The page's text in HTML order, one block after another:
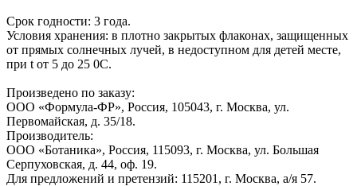
Срок годности: 3 года.
Условия хранения: в плотно закрытых флаконах, защищенных
от прямых солнечных лучей, в недоступном для детей месте,
при t от 5 до 25 0С.
Произведено по заказу:
ООО «Формула-ФР», Россия, 105043, г. Москва, ул.
Первомайская, д. 35/18.
Производитель:
ООО «Ботаника», Россия, 115093, г. Москва, ул. Большая
Серпуховская, д. 44, оф. 19.
Для предложений и претензий: 115201, г. Москва, а/я 57.